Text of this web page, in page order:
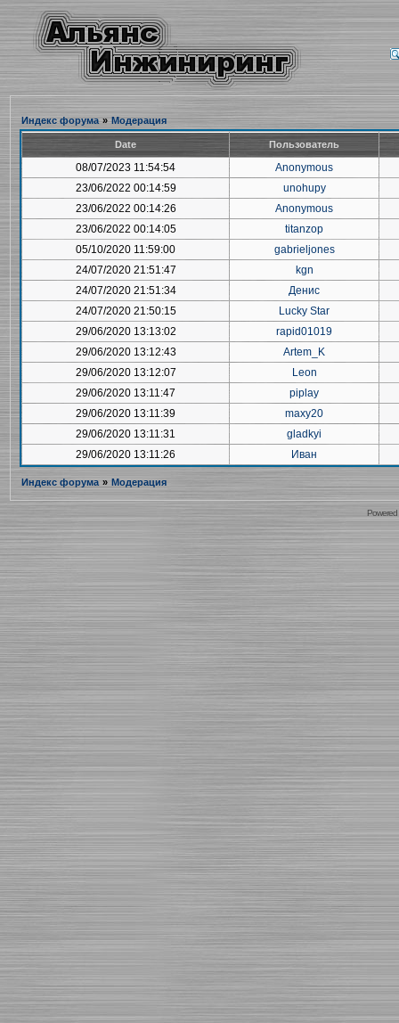
Индекс форума » Модерация
Date Пользователь
08/07/2023 11:54:54
Anonymous
23/06/2022 00:14:59
unohupy
23/06/2022 00:14:26
Anonymous
23/06/2022 00:14:05
titanzop
05/10/2020 11:59:00
gabrieljones
24/07/2020 21:51:47
kgn
24/07/2020 21:51:34
Денис
24/07/2020 21:50:15
Lucky Star
29/06/2020 13:13:02
rapid01019
29/06/2020 13:12:43
Artem_K
29/06/2020 13:12:07
Leon
29/06/2020 13:11:47
piplay
29/06/2020 13:11:39
maxy20
29/06/2020 13:11:31
gladkyi
29/06/2020 13:11:26
Иван
Индекс форума » Модерация